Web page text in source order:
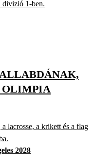
divizió 1-ben.
OLIMPIA
lacrosse, a krikett és a flag
2028